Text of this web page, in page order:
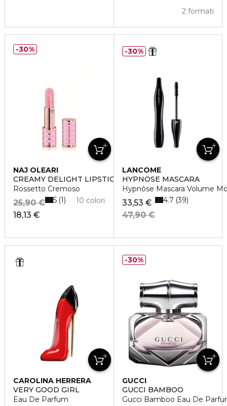
2 formati
NAJ OLEARI
CREAMY DELIGHT LIPSTICK
Rossetto Cremoso
18,13 €
25,90 € 10 colori
5 1
30%
LANCÔME
HYPNÔSE MASCARA
Hypnôse Mascara Volume
33,53 €
47,90 €
4.7 39
30%
CAROLINA HERRERA
VERY GOOD GIRL
Eau De Parfum
GUCCI
GUCCI BAMBOO
Gucci Bamboo Eau De
30%